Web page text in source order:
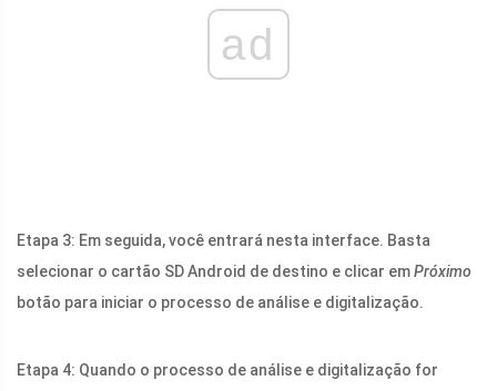
ad
Etapa 3: Em seguida, você entrará nesta interface. Basta
selecionar o cartão SD Android de destino e clicar emPróximo
botão para iniciar o processo de análise e digitalização.
Etapa 4: Quando o processo de análise e digitalização for